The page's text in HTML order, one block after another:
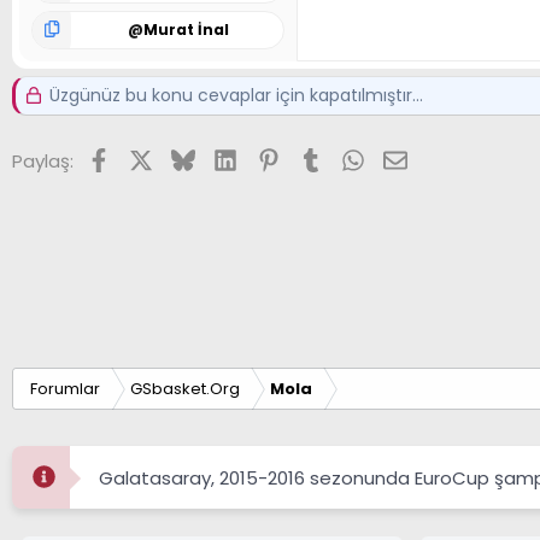
@Murat İnal
Üzgünüz bu konu cevaplar için kapatılmıştır...
Paylaş: FacebookX (Twitter)
BlueskyLinkedInPinterest
Tumblr WhatsApp
E-posta
Forumlar GSbasket.Org Mola
Galatasaray, 2015-2016 sezonunda EuroCup